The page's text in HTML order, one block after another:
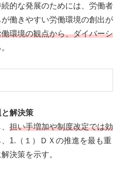
的な発展のためには、労働者
働きやすい労働環境の創出が
働環境の観点から、ダイバーシ
解決策
担い手増加や制度改定では効
1.（１）ＤＸの推進を最も重
決策を示す。